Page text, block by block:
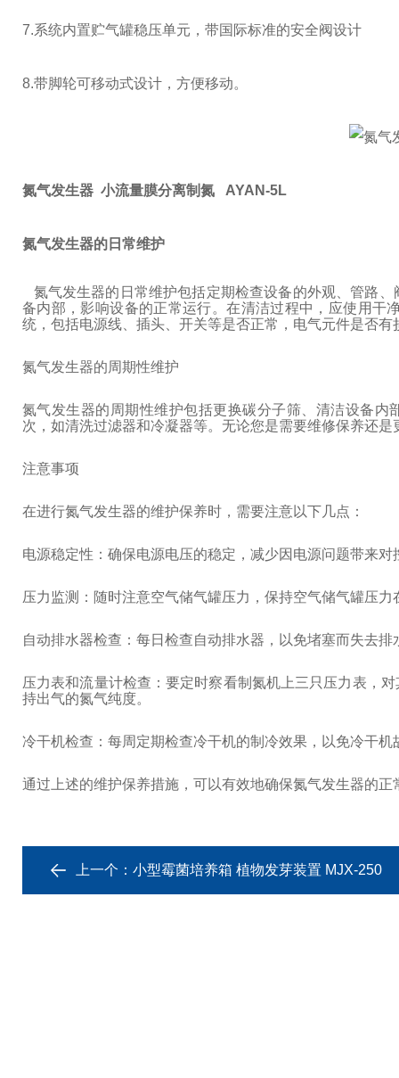
7.系统内置贮气罐稳压单元，带国际标准的安全阀设计
8.带脚轮可移动式设计，方便移动。
氮气发生器 小流量膜分离制氮 AYAN-5L
氮气发生器的日常维护
氮气发生器的日常维护包括定期检查设备的外观、管路
备内部，影响设备的正常运行。在清洁过程中，应使用干
统，包括电源线、插头、开关等是否正常，电气元件是否
氮气发生器的周期性维护
氮气发生器的周期性维护包括更换碳分子筛、清洁设备
次，如清洗过滤器和冷凝器等。无论您是需要维修保养还是
注意事项
在进行氮气发生器的维护保养时，需要注意以下几点：
电源稳定性：确保电源电压的稳定，减少因电源问题带来
压力监测：随时注意空气储气罐压力，保持空气储气罐压
自动排水器检查：每日检查自动排水器，以免堵塞而失去排
压力表和流量计检查：要定时察看制氮机上三只压力表，
持出气的氮气纯度。
冷干机检查：每周定期检查冷干机的制冷效果，以免冷干
通过上述的维护保养措施，可以有效地确保氮气发生器的
上一个： 小型霉菌培养箱 植物发芽装置 MJX-250